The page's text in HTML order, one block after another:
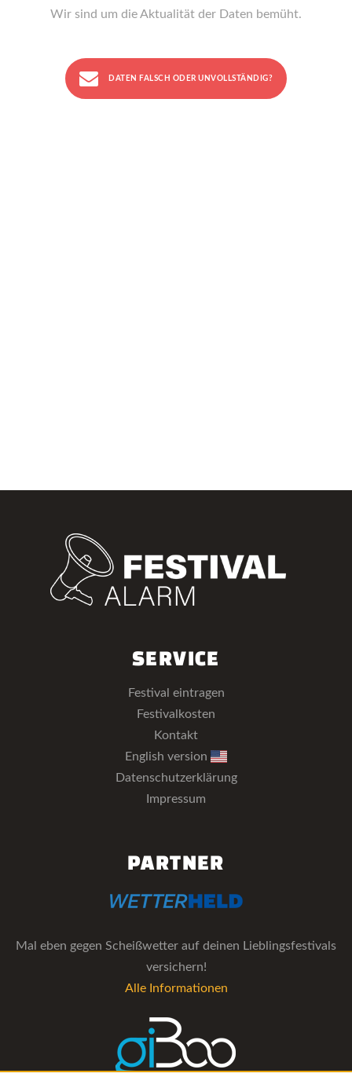
Wir sind um die Aktualität der Daten bemüht.
DATEN FALSCH ODER UNVOLLSTÄNDIG?
SERVICE
Festival eintragen
Festivalkosten
Kontakt
English version
Datenschutzerklärung
Impressum
PARTNER
Mal eben gegen Scheißwetter auf deinen Lieblingsfestivals
versichern!
Alle Informationen